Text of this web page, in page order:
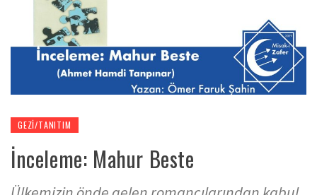
GEZI/TANITIM
İnceleme: Mahur Beste